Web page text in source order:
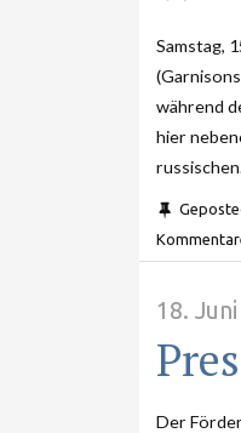
Samstag,
während
hier
18.
Der